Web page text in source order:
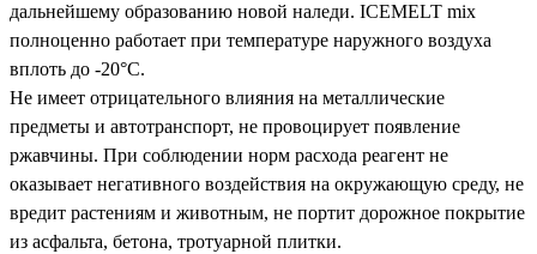
дальнейшему образованию новой наледи. ICEMELT mix
полноценно работает при температуре наружного воздуха
вплоть до -20°С.
Не имеет отрицательного влияния на металлические
предметы и автотранспорт, не провоцирует появление
ржавчины. При соблюдении норм расхода реагент не
оказывает негативного воздействия на окружающую среду, не
вредит растениям и животным, не портит дорожное покрытие
из асфальта, бетона, тротуарной плитки.